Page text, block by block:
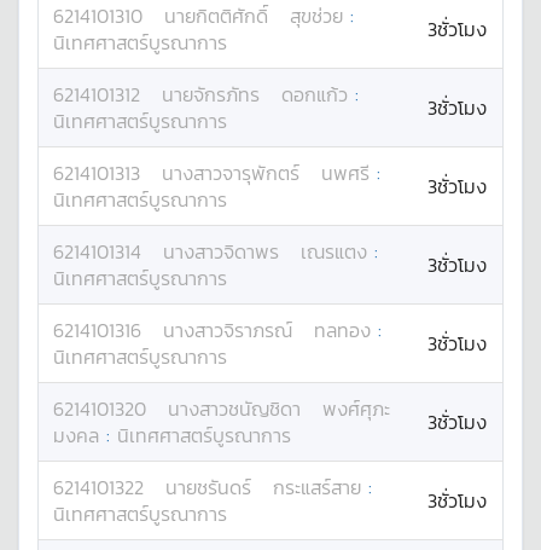
6214101310 นายกิตติศักดิ์ สุขช่วย :
นิเทศศาสตร์บูรณาการ
3ชั่วโมง
6214101312 นายจักรภัทร ดอกแก้ว :
นิเทศศาสตร์บูรณาการ
3ชั่วโมง
6214101313 นางสาวจารุพักตร์ นพศรี :
นิเทศศาสตร์บูรณาการ
3ชั่วโมง
6214101314 นางสาวจิดาพร เณรแตง :
นิเทศศาสตร์บูรณาการ
3ชั่วโมง
6214101316 นางสาวจิราภรณ์ ทลทอง :
นิเทศศาสตร์บูรณาการ
3ชั่วโมง
6214101320 นางสาวชนัญชิดา
พงศ์ศุภะ
มงคล : นิเทศศาสตร์บูรณาการ 3ชั่วโมง
6214101322 นายชรันดร์ กระแสร์สาย :
นิเทศศาสตร์บูรณาการ
3ชั่วโมง